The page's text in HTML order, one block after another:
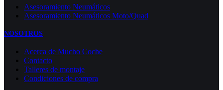
Asesoramiento Neumáticos
Asesoramiento Neumáticos Moto/Quad
NOSOTROS
Acerca de Mucho Coche
Contacto
Talleres de montaje
Condiciones de compra